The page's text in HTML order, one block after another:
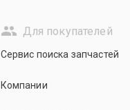
Для покупателей
Сервис поиска запчастей
Компании